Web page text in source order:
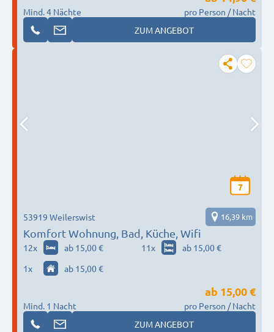
Mind. 4 Nächte
pro Person / Nacht
ZUM ANGEBOT
7
Komfort Wohnung, Bad, Küche, Wifi
53919 Weilerswist 16,39 km
12x ab 15,00 € 11x
ab 15,00 €
1x ab 15,00 €
Mind. 1 Nacht
ab 15,00 €
pro Person / Nacht
ZUM ANGEBOT